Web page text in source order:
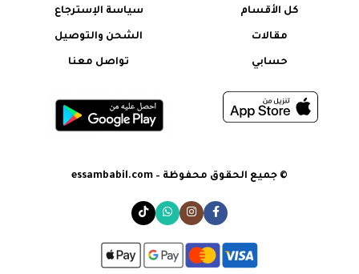
كل الأقسام
مقالات
حسابي
سياسة الإسترجاع
الشحن والتوصيل
تواصل معنا
© جميع الحقوق محفوظة – essambabil.com